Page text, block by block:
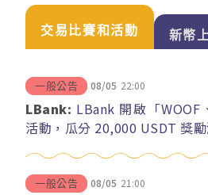
交易比賽和活動 新幣
一般公告 08/05 22:00
LBank: LBank 開啟「WOOF
活動，瓜分 20,000 USDT 獎
一般公告 08/05 21:00